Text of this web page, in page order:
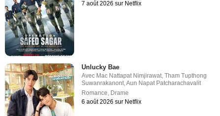
7 août 2026 sur Netflix
Unlucky Bae
Avec Mac Nattapat Nimjirawat,Tham Tupthong
Suwanrakanont,Aun Napat Patcharachavalit
Romance, Drame
6 août 2026 sur Netflix